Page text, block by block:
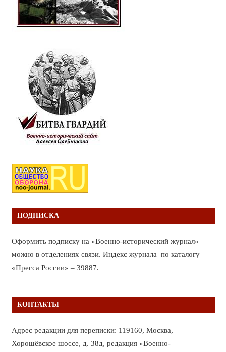
ПОДПИСКА
Оформить подписку на «Военно-исторический журнал»
можно в отделениях связи. Индекс журнала по каталогу
«Пресса России» – 39887.
КОНТАКТЫ
Адрес редакции для переписки: 119160, Москва,
Хорошёвское шоссе, д. 38д, редакция «Военно-